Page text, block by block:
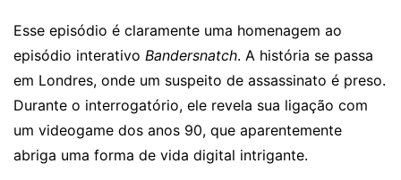
Esse episódio é claramente uma homenagem ao
episódio interativo Bandersnatch. A história se passa
em Londres, onde um suspeito de assassinato é preso.
Durante o interrogatório, ele revela sua ligação com
um videogame dos anos 90, que aparentemente
abriga uma forma de vida digital intrigante.